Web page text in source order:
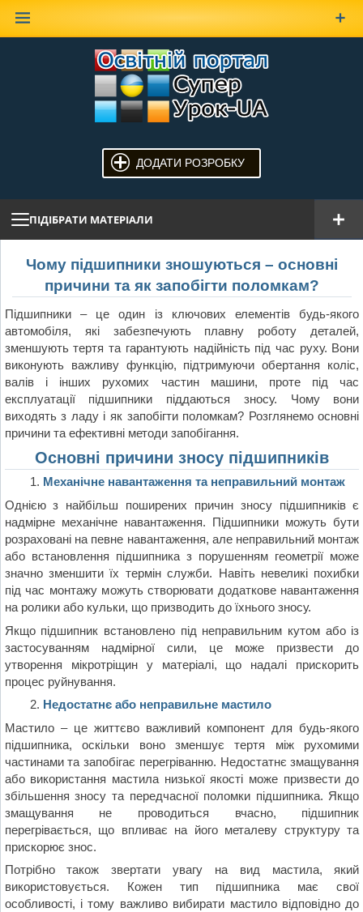
ДОДАТИ РОЗРОБКУ
ПІДІБРАТИ МАТЕРІАЛИ
Чому підшипники зношуються – основні
причини та як запобігти поломкам?
Підшипники – це один із ключових елементів будь-якого
автомобіля, які забезпечують плавну роботу деталей,
зменшують тертя та гарантують надійність під час руху. Вони
виконують важливу функцію, підтримуючи обертання коліс,
валів і інших рухомих частин машини, проте під час
експлуатації підшипники піддаються зносу. Чому вони
виходять з ладу і як запобігти поломкам? Розглянемо основні
причини та ефективні методи запобігання.
Основні причини зносу підшипників
Механічне навантаження та неправильний монтаж
Однією з найбільш поширених причин зносу підшипників є
надмірне механічне навантаження. Підшипники можуть бути
розраховані на певне навантаження, але неправильний монтаж
або встановлення підшипника з порушенням геометрії може
значно зменшити їх термін служби. Навіть невеликі похибки
під час монтажу можуть створювати додаткове навантаження
на ролики або кульки, що призводить до їхнього зносу.
Якщо підшипник встановлено під неправильним кутом або із
застосуванням надмірної сили, це може призвести до
утворення мікротріщин у матеріалі, що надалі прискорить
процес руйнування.
Недостатнє або неправильне мастило
Мастило – це життєво важливий компонент для будь-якого
підшипника, оскільки воно зменшує тертя між рухомими
частинами та запобігає перегріванню. Недостатнє змащування
або використання мастила низької якості може призвести до
збільшення зносу та передчасної поломки підшипника. Якщо
змащування не проводиться вчасно, підшипник
перегрівається, що впливає на його металеву структуру та
прискорює знос.
Потрібно також звертати увагу на вид мастила, який
використовується. Кожен тип підшипника має свої
особливості, і тому важливо вибирати мастило відповідно до